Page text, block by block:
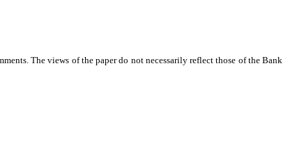
The views of the paper do not necessarily reflect those of the Bank